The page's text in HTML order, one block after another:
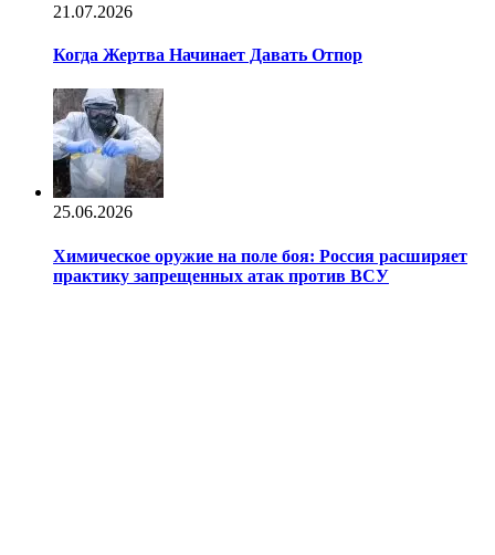
21.07.2026
Когда Жертва Начинает Давать Отпор
25.06.2026
Химическое оружие на поле боя: Россия расширяет
практику запрещенных атак против ВСУ